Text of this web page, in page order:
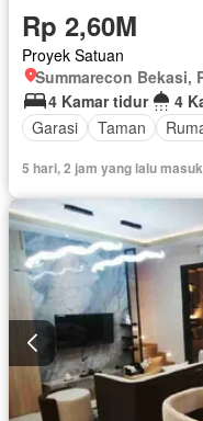
Rp 2,60M
Proyek Satuan
4 Kamar tidur
4
Garasi
Taman
5 hari, 2 jam yang lalu